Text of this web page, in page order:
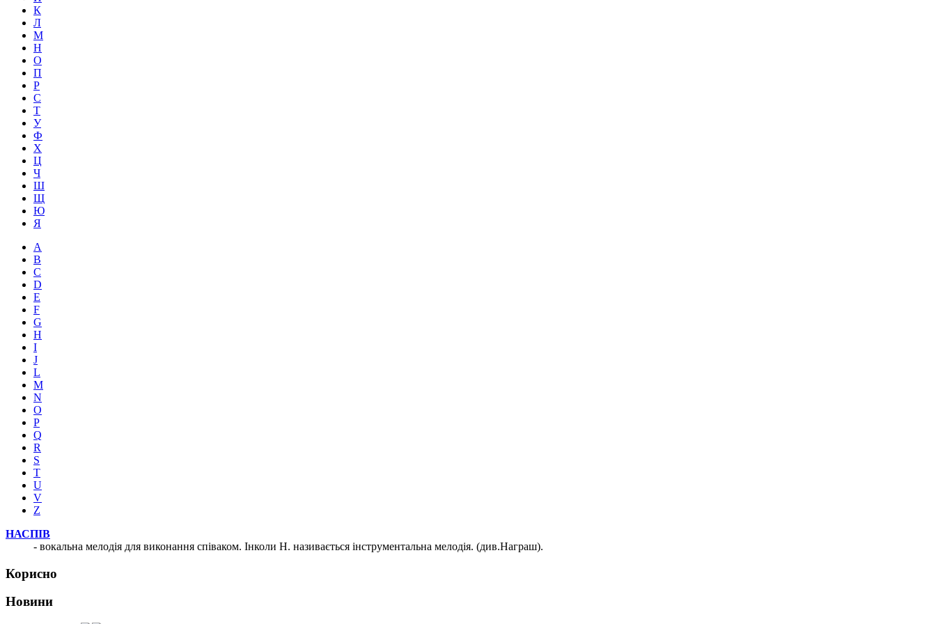
К
Л
М
Н
О
П
Р
С
Т
У
Ф
Х
Ц
Ч
Ш
Щ
Ю
Я
A
B
C
D
E
F
G
H
I
J
L
M
N
O
P
Q
R
S
T
U
V
Z
НАСПІВ
- вокальна мелодія для виконання співаком. Інколи Н. називається інструментальна мелодія. (див.Награш).
Корисно
Новини